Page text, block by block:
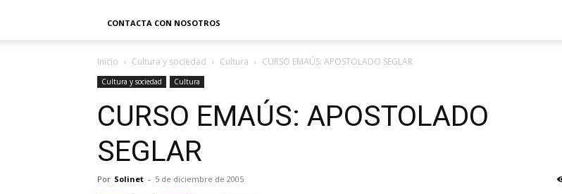
CONTACTA CON NOSOTROS
Inicio Cultura y sociedad Cultura CURSO EMAÚS: APOSTOLADO SEGLAR
Cultura y sociedad Cultura
CURSO EMAÚS: APOSTOLADO
SEGLAR
Por Solinet - 5 de diciembre de 2005